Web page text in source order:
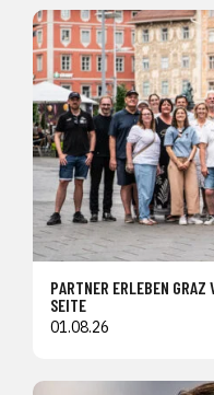
PARTNER ERLEBEN GRAZ
SEITE
01.08.26